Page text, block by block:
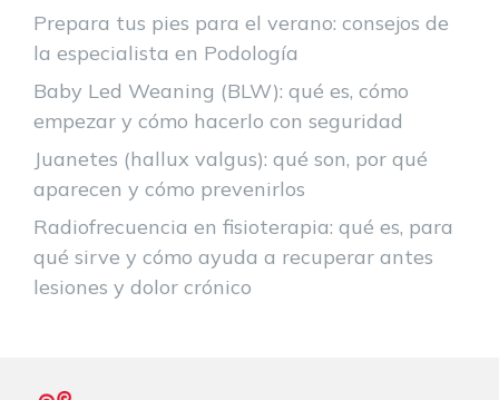
Prepara tus pies para el verano: consejos de
la especialista en Podología
Baby Led Weaning (BLW): qué es, cómo
empezar y cómo hacerlo con seguridad
Juanetes (hallux valgus): qué son, por qué
aparecen y cómo prevenirlos
Radiofrecuencia en fisioterapia: qué es, para
qué sirve y cómo ayuda a recuperar antes
lesiones y dolor crónico